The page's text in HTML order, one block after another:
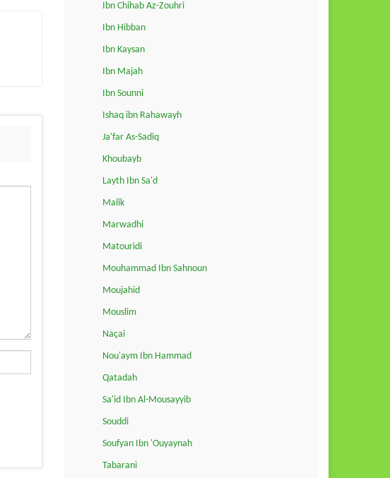
Ibn Chihab Az-Zouhri
Ibn Hibban
Ibn Kaysan
Ibn Majah
Ibn Sounni
Ishaq ibn Rahawayh
Ja'far As-Sadiq
Khoubayb
Layth Ibn Sa'd
Malik
Marwadhi
Matouridi
Mouhammad Ibn Sahnoun
Moujahid
Mouslim
Naçai
Nou'aym Ibn Hammad
Qatadah
Sa'id Ibn Al-Mousayyib
Souddi
Soufyan Ibn 'Ouyaynah
Tabarani